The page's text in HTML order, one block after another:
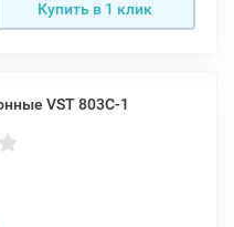
Купить в 1 клик
VST 803C-1